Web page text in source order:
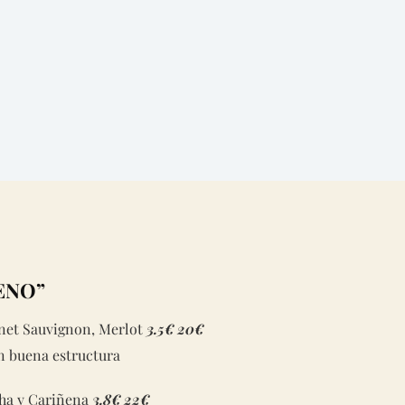
Sauvignon, Merlot 3.5€ 20€
buena estructura
y Cariñena 3.8€ 22€